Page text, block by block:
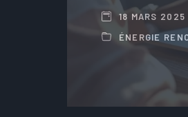
18 MARS 2025
ÉNERGIE